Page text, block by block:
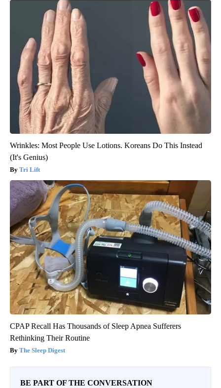
Wrinkles: Most People Use Lotions. Koreans Do This Instead
(It's Genius)
Tri Lift
CPAP Recall Has Thousands of Sleep Apnea Sufferers
Rethinking Their Routine
The Sleep Digest
BE PART OF THE CONVERSATION